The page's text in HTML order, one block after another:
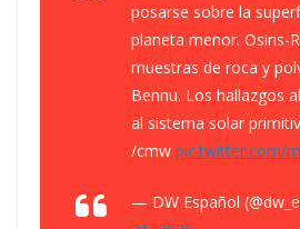
posarse sobre la
planeta menor. Osiris-
muestras de roca y
Bennu. Los hallazgos
al sistema solar
/cmw pic.twitter.com/
— DW Español